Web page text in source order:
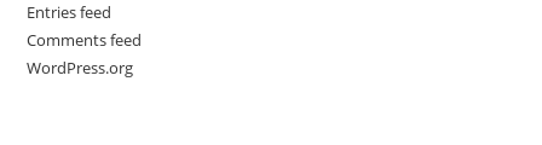
Entries feed
Comments feed
WordPress.org